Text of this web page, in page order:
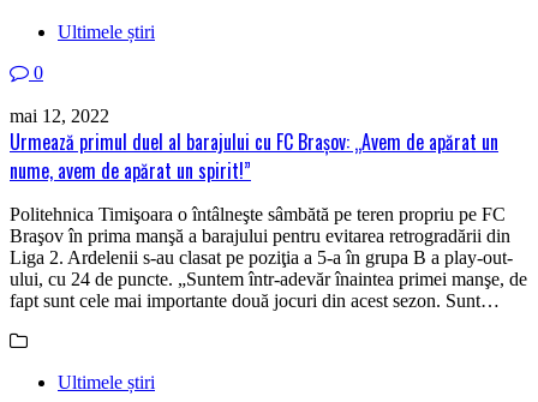
Ultimele știri
0
mai 12, 2022
Urmează primul duel al barajului cu FC Braşov: „Avem de apărat un
nume, avem de apărat un spirit!”
Politehnica Timişoara o întâlneşte sâmbătă pe teren propriu pe FC
Braşov în prima manşă a barajului pentru evitarea retrogradării din
Liga 2. Ardelenii s-au clasat pe poziţia a 5-a în grupa B a play-out-
ului, cu 24 de puncte. „Suntem într-adevăr înaintea primei manşe, de
fapt sunt cele mai importante două jocuri din acest sezon. Sunt…
Ultimele știri